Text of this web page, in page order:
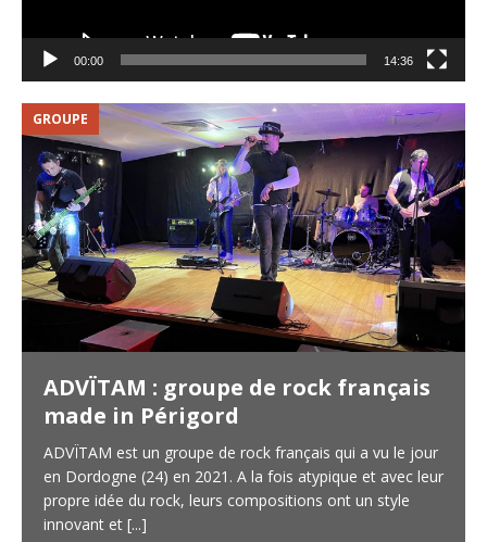
00:00 14:36
GROUPE
ADVÏTAM : groupe de rock français
made in Périgord
ADVÏTAM est un groupe de rock français qui a vu le jour
en Dordogne (24) en 2021. A la fois atypique et avec leur
propre idée du rock, leurs compositions ont un style
innovant et [...]